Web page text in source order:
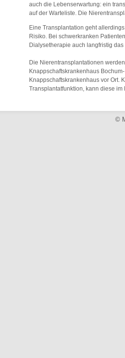
auch die Lebenserwartung: ein
auf der Warteliste. Die
Eine Transplantation geht
Risiko. Bei schwerkranken
Dialysetherapie auch langfristig
Die Nierentransplantationen
Knappschaftskrankenhaus
Knappschaftskrankenhaus vor Ort.
Transplantatfunktion, kann diese
©